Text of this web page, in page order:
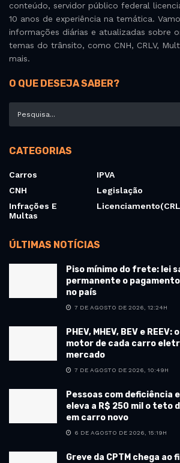
conteúdo, servidor público federal
10 anos de experiência na temática.
informações diárias e atualizadas sobre
temas do trânsito, como CNH, CRLV,
mais.
O QUE DESEJA SABER?
CATEGORIAS
Carros
CNH
Infrações E
Multas
IPVA
Legislação
ÚLTIMAS NOTÍCIAS
Piso mínimo do frete: lei
permanente o
no país
7 DE AGOSTO DE 2026, 12:24H
PHEV, MHEV, BEV e REEV:
motor de cada carro
mercado
7 DE AGOSTO DE 2026, 10:49H
Pessoas com deficiência
eleva a R$ 250 mil o teto
em carro novo
6 DE AGOSTO DE 2026, 15:19H
Greve da CPTM chega ao